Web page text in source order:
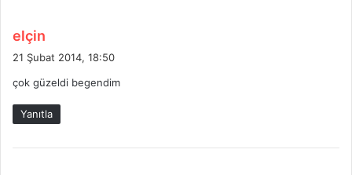
elçin
i
k
i
21 Şubat 2014, 18:50
çok güzeldi begendim
Yanıtla